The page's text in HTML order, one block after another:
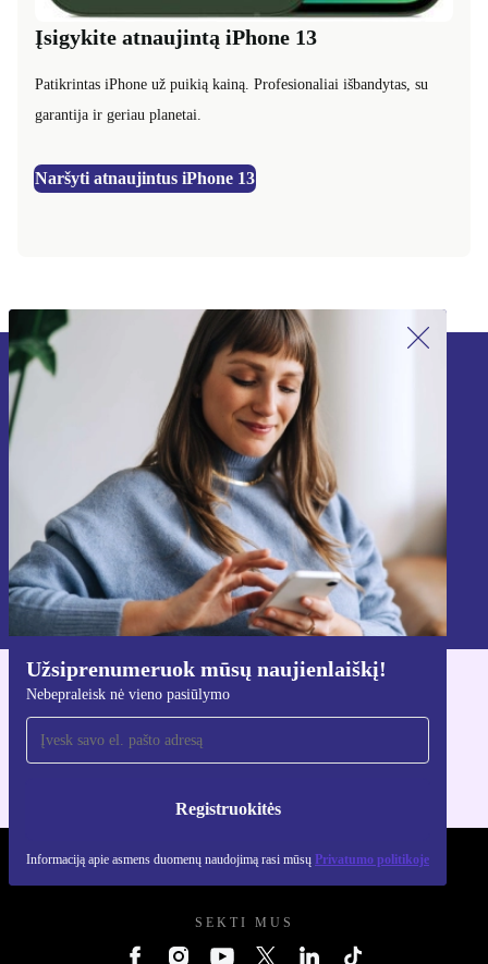
Įsigykite atnaujintą iPhone 13
Patikrintas iPhone už puikią kainą. Profesionaliai išbandytas, su
garantija ir geriau planetai.
Naršyti atnaujintus iPhone 13
Užsiprenumeruok mūsų naujienlaiškį!
Nebepraleisk nė vieno pasiūlymo
Registruokitės
Informaciją apie asmens duomenų naudojimą rasi mūsų Privatumo politikoje
Užsiprenumeruok mūsų naujienlaiškį!
Nebepraleisk nė vieno pasiūlymo.
Registruokitės
Informaciją apie asmens duomenų naudojimą rasi mūsų
Privatumo politikoje
Atsisiųsti refurbed programėlę
Skirta iOS ir Android
REFURBED LIETUVA - RETHINK NEW.
SEKTI MUS